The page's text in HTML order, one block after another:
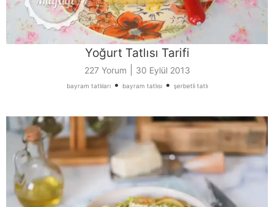
Yoğurt Tatlısı Tarifi
227 Yorum 30 Eylül 2013
bayram tatlıları• bayram tatlısı• şerbetli tatlı